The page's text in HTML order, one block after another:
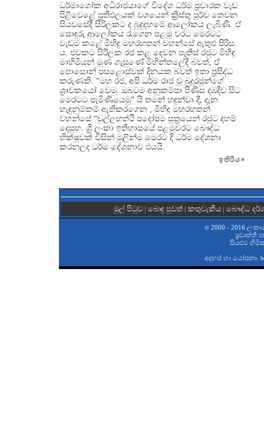
ධර්මාශෝක අධිරාජයාගේ විදේශ ධර්ම ප්‍රචාරක වැඩ
පිළිවෙළේ ප්‍රතිඵලයක් වශයෙන් ක්‍රිස්තු පූර්ව තෙවන
සියවසේදී සිරිලකට ද බුදුදහමේ ආලෝකය ලැබිණි. ඒ
සොඳුරු ආලෝකය රැගෙන පළමු වරට මෙරටට
වැඩම කළේ මිහිඳු මහරහතන් වහන්සේ ඇතුළු පිරිස
ය. එවකට සිරිලක රජ කළ දෙවන පෑතිස් රජුට මිහිඳු
මාහිමියන් මුණ ගැසුණේ මිහින්තලේදී බවත්, ඒ
පොසොන් පසළොස්වක් දිනයක බවත් ඉතා ප්‍රසිද්ධ
කරුණකි. “මහ රජ, අපි ධර්ම රාජ වූ බුදුරජුන්ගේ
ශ්‍රාවකයෝ වෙමු. ඔබටම අනුකම්පා පිණිස දඹදිව සිට
මෙරටට පැමිණියෙමු” යි තමන් හඳුන්වා දී, දැන
හැඳුනුම්කම් ඇතිකරගෙන , මිහිඳු මහරහතන්
වහන්සේ “චුල්ලහත්ථි පදෝපම සූත්‍රයෙන් රජුට දහම්
දෙසූහ. ශ්‍රී ලංකා ඉතිහාසයේ පළමුවරට බෞද්ධ
භික්ෂුවක් විසින් මුලින්ම මෙරට දී ධර්ම දේශනා
කරනලද ධර්ම දේශනාව එයයි.
ඉතිරිය»
මුල් පිටුව | බොදු පුවත්| කතුවැකිය| බෞද්ධ
©2000 - 2016
ප‍්‍රවෘත්ති
සියළුම
අදහස් හා යෝජනා: